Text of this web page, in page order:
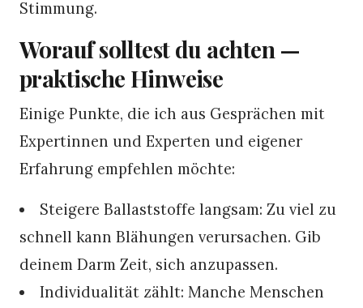
Stimmung.
Worauf solltest du achten —
praktische Hinweise
Einige Punkte, die ich aus Gesprächen mit
Expertinnen und Experten und eigener
Erfahrung empfehlen möchte:
Steigere Ballaststoffe langsam: Zu viel zu
schnell kann Blähungen verursachen. Gib
deinem Darm Zeit, sich anzupassen.
Individualität zählt: Manche Menschen